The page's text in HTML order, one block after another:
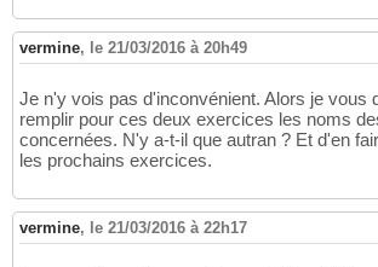
vermine, le 21/03/2016 à 20h49
Je n'y vois pas d'inconvénient. Alors je vous
remplir pour ces deux exercices les noms
concernées. N'y a-t-il que autran ? Et d'en
les prochains exercices.
vermine, le 21/03/2016 à 22h17